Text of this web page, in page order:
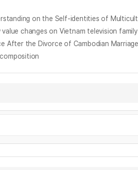
on the Self-identities of
value changes on Vietnam television
After the Divorce of Cambodian
composition